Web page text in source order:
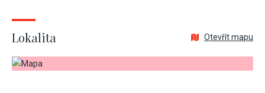
Lokalita Otevřít mapu